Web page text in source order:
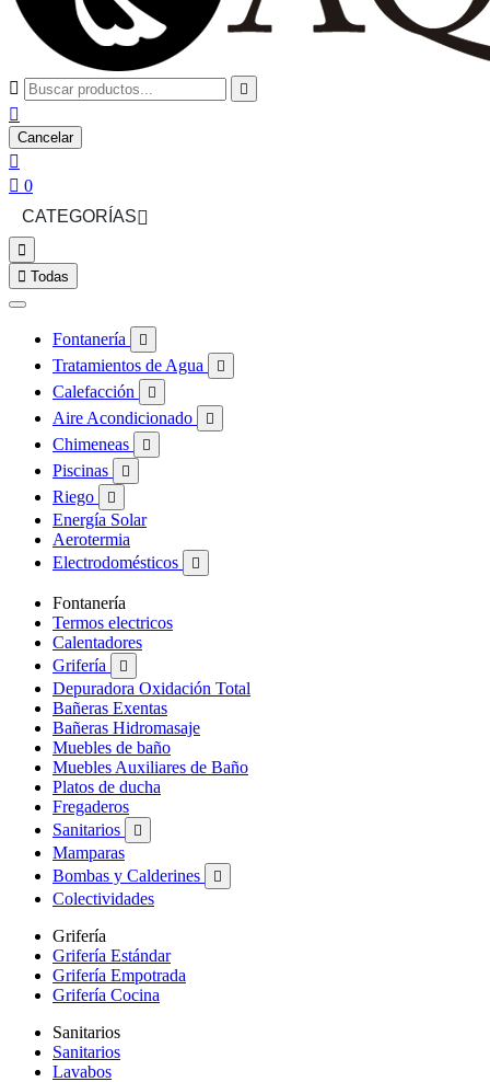
 

Cancelar

 0
CATEGORÍAS

 Todas
Fontanería 
Tratamientos de Agua 
Calefacción 
Aire Acondicionado 
Chimeneas 
Piscinas 
Riego 
Energía Solar
Aerotermia
Electrodomésticos

Fontanería
Termos electricos
Calentadores
Grifería

Depuradora Oxidación Total
Bañeras Exentas
Bañeras Hidromasaje
Muebles de baño
Muebles Auxiliares de Baño
Platos de ducha
Fregaderos
Sanitarios

Mamparas
Bombas y Calderines

Colectividades
Grifería
Grifería Estándar
Grifería Empotrada
Grifería Cocina
Sanitarios
Sanitarios
Lavabos